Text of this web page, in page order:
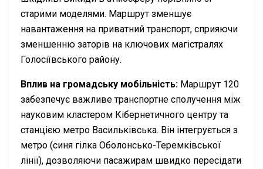
старими моделями. Маршрут зменшує
навантаження на приватний транспорт, сприяючи
зменшенню заторів на ключових магістралях
Голосіївського району.
Вплив на громадську мобільність: Маршрут 120
забезпечує важливе транспортне сполучення між
науковим кластером Кібернетичного центру та
станцією метро Васильківська. Він інтегрується з
метро (синя гілка Оболонсько-Теремківської
лінії), дозволяючи пасажирам швидко пересідати